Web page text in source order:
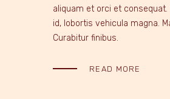
aliquam et orci et
id, lobortis vehicula magna.
Curabitur finibus.
READ MORE